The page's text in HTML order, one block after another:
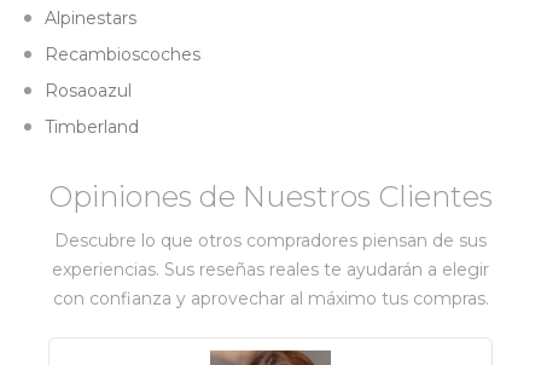
Alpinestars
Recambioscoches
Rosaoazul
Timberland
Opiniones de Nuestros Clientes
Descubre lo que otros compradores piensan de sus
experiencias. Sus reseñas reales te ayudarán a elegir
con confianza y aprovechar al máximo tus compras.